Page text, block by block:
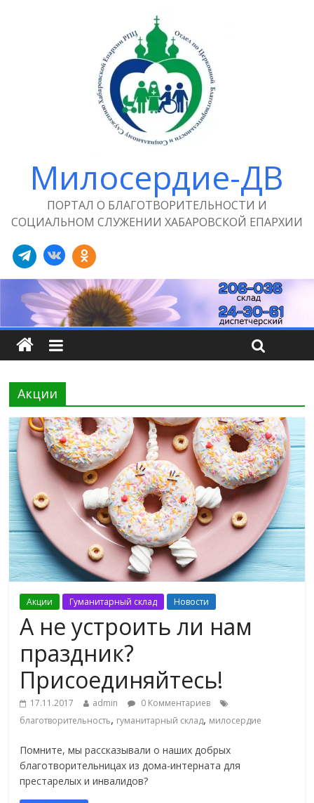
Милосердие-ДВ
ПОРТАЛ О БЛАГОТВОРИТЕЛЬНОСТИ И
СОЦИАЛЬНОМ СЛУЖЕНИИ ХАБАРОВСКОЙ ЕПАРХИИ
Акции
Акции Гуманитарный склад Новости
А не устроить ли нам
праздник?
Присоединяйтесь!
17.11.2017 admin
0 Комментариев
благотворительность, гуманитарный склад, милосердие
Помните, мы рассказывали о наших добрых
благотворительницах из дома-интерната для
престарелых и инвалидов?